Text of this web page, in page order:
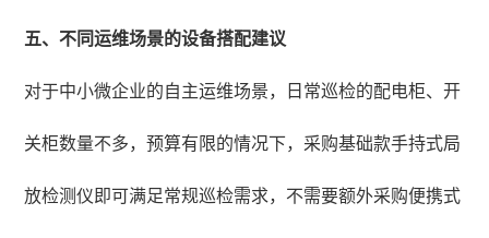
五、不同运维场景的设备搭配建议
对于中小微企业的自主运维场景，日常巡检的配电柜、开
关柜数量不多，预算有限的情况下，采购基础款手持式局
放检测仪即可满足常规巡检需求，不需要额外采购便携式